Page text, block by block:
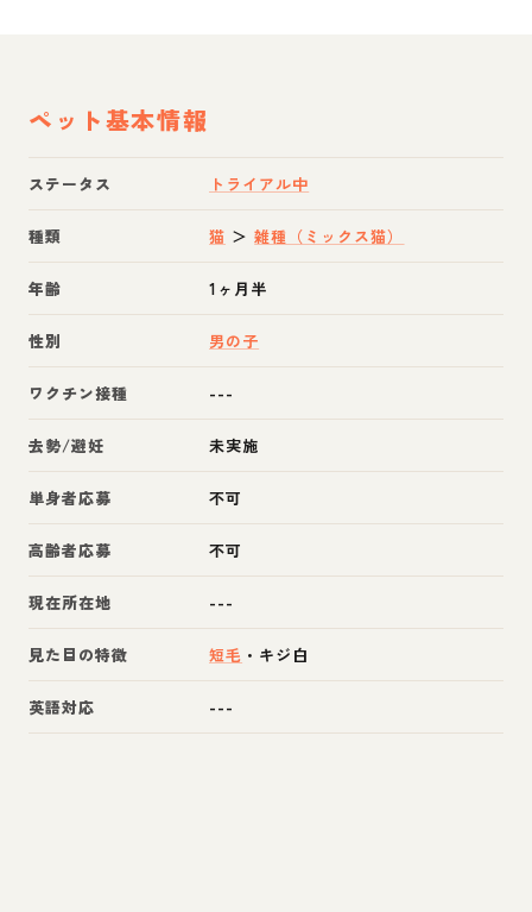
ペット基本情報
ステータス トライアル中
種類 猫 ＞雑種（ミックス猫）
年齢 1ヶ月半
性別 男の子
ワクチン接種 ---
去勢/避妊 未実施
単身者応募 不可
高齢者応募 不可
現在所在地 ---
見た目の特徴 短毛 ・ キジ白
英語対応 ---